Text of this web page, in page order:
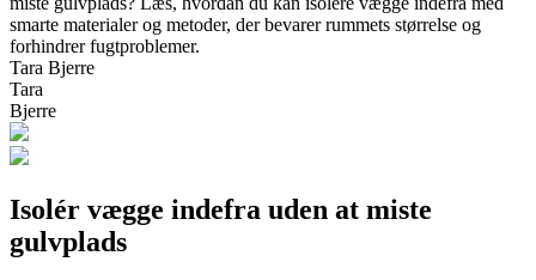
smarte materialer og metoder, der bevarer rummets størrelse og
forhindrer fugtproblemer.
Tara Bjerre
Tara
Bjerre
Isolér vægge indefra uden at miste
gulvplads